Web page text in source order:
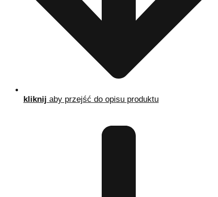
kliknij aby przejść do opisu produktu